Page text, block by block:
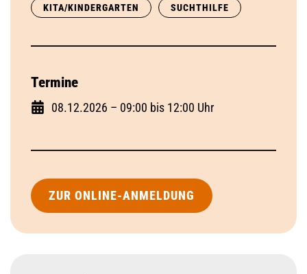
KITA/KINDERGARTEN SUCHTHILFE
Termine
08.12.2026 – 09:00 bis 12:00 Uhr
ZUR ONLINE-ANMELDUNG